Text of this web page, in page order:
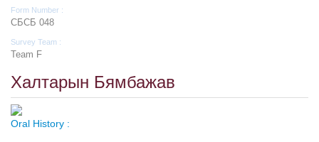
Form Number :
СБСБ 048
Survey Team :
Team F
Халтарын Бямбажав
Oral History :